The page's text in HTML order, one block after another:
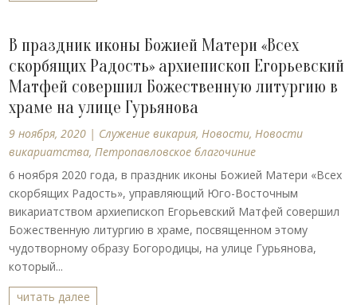
В праздник иконы Божией Матери «Всех
скорбящих Радость» архиепископ Егорьевский
Матфей совершил Божественную литургию в
храме на улице Гурьянова
9 ноября, 2020 | Cлужение викария,Новости,Новости
викариатства,Петропавловское благочиние
6 ноября 2020 года, в праздник иконы Божией Матери «Всех
скорбящих Радость», управляющий Юго-Восточным
викариатством архиепископ Егорьевский Матфей совершил
Божественную литургию в храме, посвященном этому
чудотворному образу Богородицы, на улице Гурьянова,
который...
читать далее